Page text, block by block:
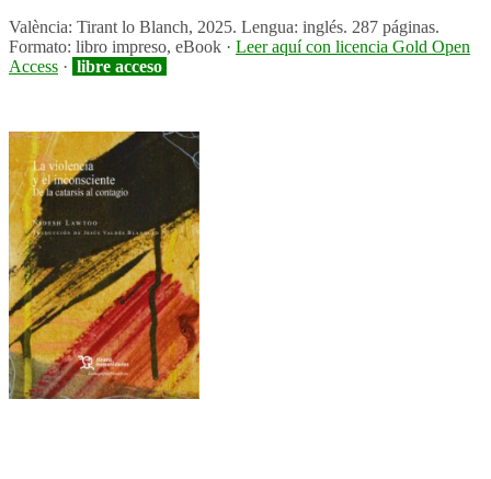
València: Tirant lo Blanch, 2025. Lengua: inglés. 287 páginas.
Formato: libro impreso, eBook · Leer aquí con licencia Gold Open
Access · libre acceso